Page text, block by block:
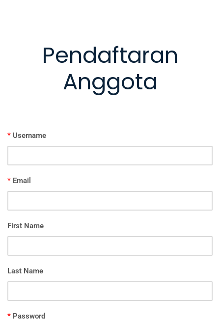
Pendaftaran
Anggota
* Username
* Email
First Name
Last Name
* Password